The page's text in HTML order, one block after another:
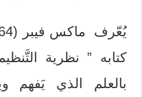
كتابه ” نظرية
بالعلم الذي يَفهم